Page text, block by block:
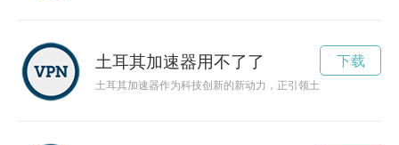
土耳其加速器用不了了
土耳其加速器作为科技创新的新动力，正引领土耳其未来发展
下载